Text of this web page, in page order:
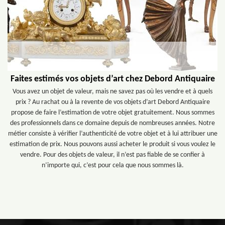
Faites estimés vos objets d’art chez Debord Antiquaire
Vous avez un objet de valeur, mais ne savez pas où les vendre et à quels
prix ? Au rachat ou à la revente de vos objets d’art Debord Antiquaire
propose de faire l’estimation de votre objet gratuitement. Nous sommes
des professionnels dans ce domaine depuis de nombreuses années. Notre
métier consiste à vérifier l’authenticité de votre objet et à lui attribuer une
estimation de prix. Nous pouvons aussi acheter le produit si vous voulez le
vendre. Pour des objets de valeur, il n’est pas fiable de se confier à
n’importe qui, c’est pour cela que nous sommes là.